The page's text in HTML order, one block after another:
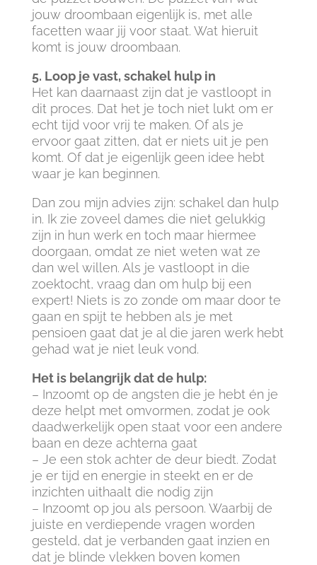
jouw droombaan eigenlijk is, met alle
facetten waar jij voor staat. Wat hieruit
komt is jouw droombaan.
5. Loop je vast, schakel hulp in
Het kan daarnaast zijn dat je vastloopt in
dit proces. Dat het je toch niet lukt om er
echt tijd voor vrij te maken. Of als je
ervoor gaat zitten, dat er niets uit je pen
komt. Of dat je eigenlijk geen idee hebt
waar je kan beginnen.
Dan zou mijn advies zijn: schakel dan hulp
in. Ik zie zoveel dames die niet gelukkig
zijn in hun werk en toch maar hiermee
doorgaan, omdat ze niet weten wat ze
dan wel willen. Als je vastloopt in die
zoektocht, vraag dan om hulp bij een
expert! Niets is zo zonde om maar door te
gaan en spijt te hebben als je met
pensioen gaat dat je al die jaren werk hebt
gehad wat je niet leuk vond.
Het is belangrijk dat de hulp:
– Inzoomt op de angsten die je hebt én je
deze helpt met omvormen, zodat je ook
daadwerkelijk open staat voor een andere
baan en deze achterna gaat
– Je een stok achter de deur biedt. Zodat
je er tijd en energie in steekt en er de
inzichten uithaalt die nodig zijn
– Inzoomt op jou als persoon. Waarbij de
juiste en verdiepende vragen worden
gesteld, dat je verbanden gaat inzien en
dat je blinde vlekken boven komen